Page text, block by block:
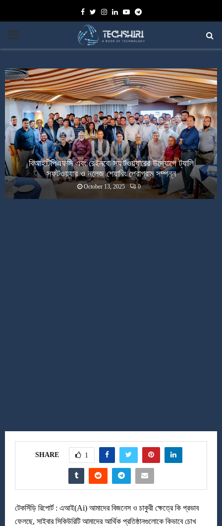
Facebook
TwitterInstagram
Linkedin
YoutubeTelegram
PRIMARY
বিআইটিপিএফসি এবং রেইনবো সফটওয়্যারের উদ্যোগে ট্যালি
সফটওয়্যার ও নলেজ শেয়ারিং প্রোগ্রাম সম্পন্ন
October 13, 2025 0
SHARE 1
টেকসিঁড়ি রিপোর্ট : এআই(Ai) আমাদের বিজনেস ও চাকুরী ক্ষেত্রে কি প্রভাব
ফেলছে, সাইবার সিকিউরিটি আমাদের আর্থিক প্রতিষ্ঠানগুলোকে কিভাবে চোখ